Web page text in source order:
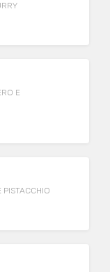
E